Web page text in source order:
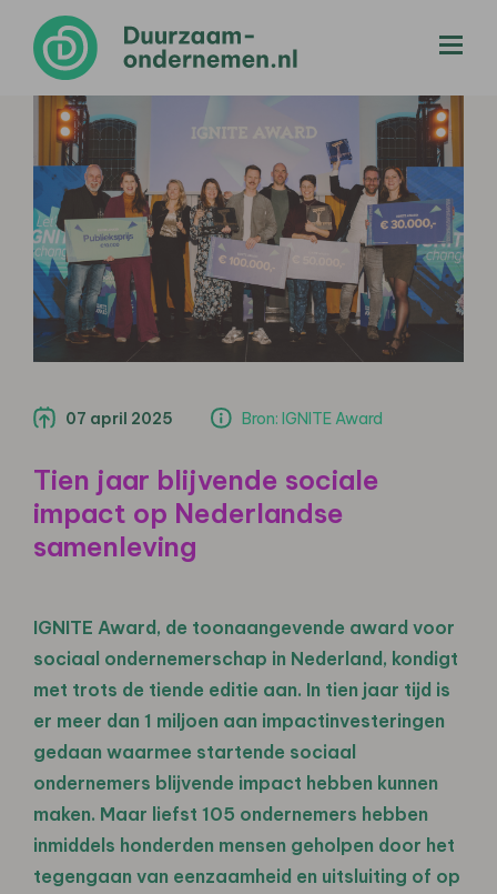
07 april 2025 Bron: IGNITE Award
Tien jaar blijvende sociale
impact op Nederlandse
samenleving
IGNITE Award, de toonaangevende award voor
sociaal ondernemerschap in Nederland, kondigt
met trots de tiende editie aan. In tien jaar tijd is
er meer dan 1 miljoen aan impactinvesteringen
gedaan waarmee startende sociaal
ondernemers blijvende impact hebben kunnen
maken. Maar liefst 105 ondernemers hebben
inmiddels honderden mensen geholpen door het
tegengaan van eenzaamheid en uitsluiting of op